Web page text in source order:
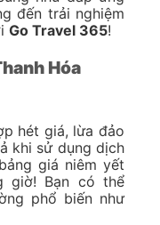
đến trải nghiệm
Go Travel 365!
Hóa
hét giá, lừa đảo
khi sử dụng dịch
giá niêm yết
giờ! Bạn có thể
phổ biến như